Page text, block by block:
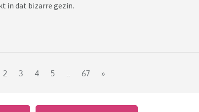
in dat bizarre gezin.
2 3 4 5 .. 67 »